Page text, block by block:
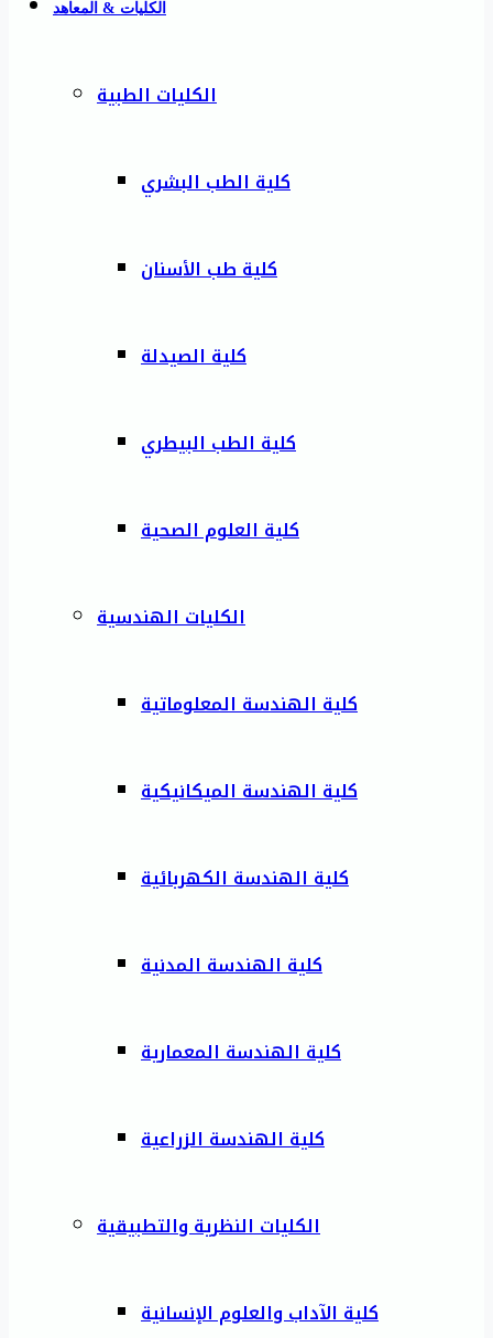
الكليات & المعاهد
الكليات الطبية
كلية الطب البشري
كلية طب الأسنان
كلية الصيدلة
كلية الطب البيطري
كلية العلوم الصحية
الكليات الهندسية
كلية الهندسة المعلوماتية
كلية الهندسة الميكانيكية
كلية الهندسة الكهربائية
كلية الهندسة المدنية
كلية الهندسة المعمارية
كلية الهندسة الزراعية
الكليات النظرية والتطبيقية
كلية الآداب والعلوم الإنسانية